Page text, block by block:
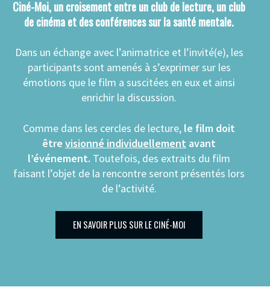
Ciné-Moi, un croisement entre un club de lecture, un club
de cinéma et des conférences sur la santé mentale.
Dans un échange avec l’animatrice et l’invité(e), les
participants sont amenés à s’exprimer sur les
émotions que le film a suscitées en eux et ainsi
enrichir la discussion.
Comme dans les cercles de lecture, le film doit
être visionné individuellement avant
l’événement. Toutefois, des extraits du film
faisant l’objet de la rencontre seront présentés lors
de l’activité.
EN SAVOIR PLUS SUR LE CINÉ-MOI